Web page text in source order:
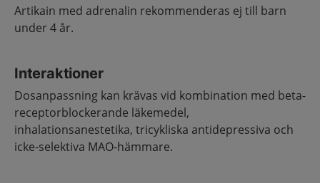
Artikain med adrenalin rekommenderas ej till barn
under 4 år.
Interaktioner
Dosanpassning kan krävas vid kombination med beta-
receptorblockerande läkemedel,
inhalationsanestetika, tricykliska antidepressiva och
icke-selektiva MAO-hämmare.